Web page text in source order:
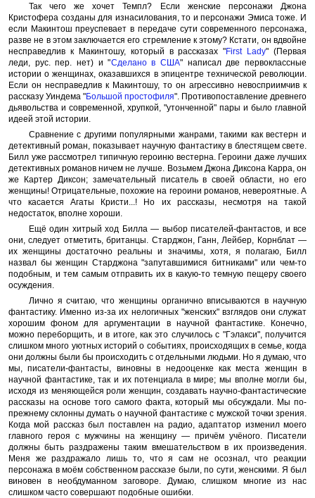
Так чего же хочет Темпл? Если женские персонажи Джона
Кристофера созданы для изнасилования, то и персонажи Эмиса тоже. И
если Макинтош преуспевает в передаче сути современного персонажа,
разве не в этом заключается его стремление к этому? Кстати, он вдвойне
несправедлив к Макинтошу, который в рассказах "First Lady" (Первая
леди, рус. пер. нет) и "Сделано в США" написал две первоклассные
истории о женщинах, оказавшихся в эпицентре технической революции.
Если он несправедлив к Макинтошу, то он агрессивно невосприимчив к
рассказу Уиндема "Большой простофиля". Противопоставление древнего
дьявольства и современной, хрупкой, "утонченной" пары и было главной
идеей этой истории.
Сравнение с другими популярными жанрами, такими как вестерн и
детективный роман, показывает научную фантастику в блестящем свете.
Билл уже рассмотрел типичную героиню вестерна. Героини даже лучших
детективных романов ничем не лучше. Возьмем Джона Диксона Карра, он
же Картер Диксон; замечательный писатель в своей области, но его
женщины! Отрицательные, похожие на героини романов, невероятные. А
что касается Агаты Кристи...! Но их рассказы, несмотря на такой
недостаток, вполне хороши.
Ещё один хитрый ход Билла — выбор писателей-фантастов, и все
они, следует отметить, британцы. Старджон, Ганн, Лейбер, Корнблат —
их женщины достаточно реальны и значимы, хотя, я полагаю, Билл
назвал бы женщин Старджона "запутавшимися битниками" или чем-то
подобным, и тем самым отправить их в какую-то темную пещеру своего
осуждения.
Лично я считаю, что женщины органично вписываются в научную
фантастику. Именно из-за их нелогичных "женских" взглядов они служат
хорошим фоном для аргументации в научной фантастике. Конечно,
можно переборщить, и в итоге, как это случилось с "Гэлакси", получится
слишком много уютных историй о событиях, происходящих в семье, когда
они должны были бы происходить с отдельными людьми. Но я думаю, что
мы, писатели-фантасты, виновны в недооценке как места женщин в
научной фантастике, так и их потенциала в мире; мы вполне могли бы,
исходя из меняющейся роли женщин, создавать научно-фантастические
рассказы на основе того самого факта, который мы обсуждали. Мы по-
прежнему склонны думать о научной фантастике с мужской точки зрения.
Когда мой рассказ был поставлен на радио, адаптатор изменил моего
главного героя с мужчины на женщину — причём учёного. Писатели
должны быть раздражены таким вмешательством в их произведения.
Меня же раздражало лишь то, что я сам не осознал, что реакции
персонажа в моём собственном рассказе были, по сути, женскими. Я был
виновен в необдуманном заговоре. Думаю, слишком многие из нас
слишком часто совершают подобные ошибки.